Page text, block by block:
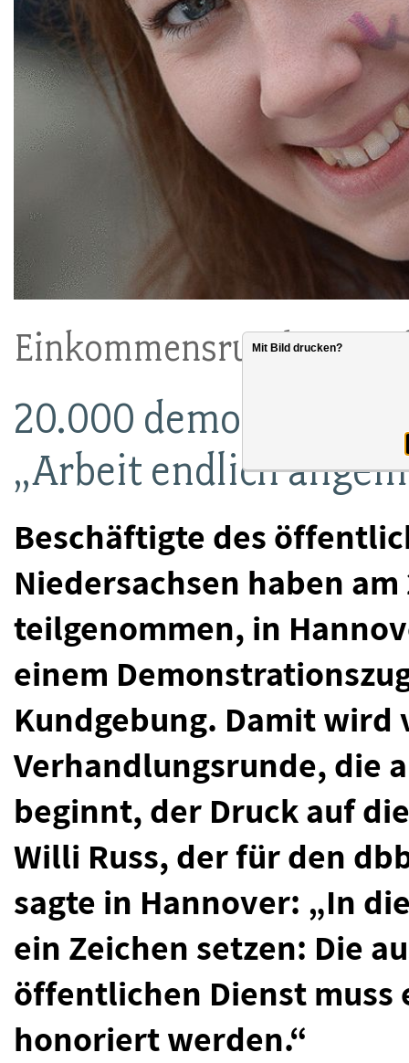
Einkommensrunde
20.000
„Arbeit endlich
Beschäftigte des
Niedersachsen haben
teilgenommen, in
einem
Kundgebung. Damit
Verhandlungsrunde, die
beginnt, der Druck auf
Willi Russ, der für den
sagte in Hannover: „In
ein Zeichen setzen: Die
öffentlichen Dienst muss
honoriert werden.“
Mit Bild drucken?